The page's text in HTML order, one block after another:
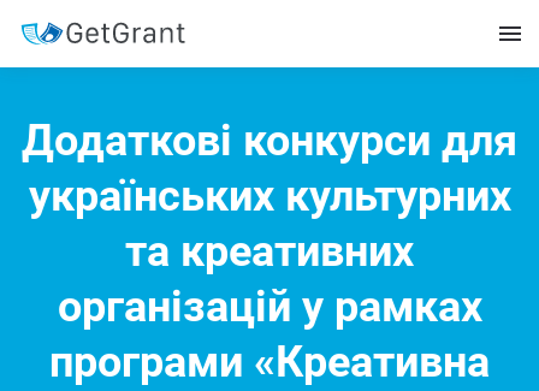
Додаткові конкурси для
українських культурних
та креативних
організацій у рамках
програми «Креативна